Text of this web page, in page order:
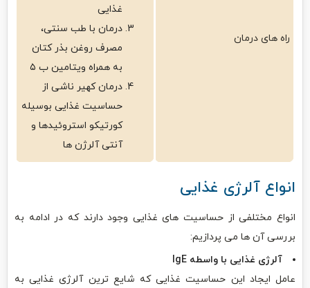
راه های درمان
غذایی
درمان با طب سنتی،
مصرف روغن بذر کتان
به همراه ویتامین ب ۵
درمان کهیر ناشی از
حساسیت غذایی بوسیله
کورتیکو استروئیدها و
آنتی آلرژن‌ ها
انواع آلرژی غذایی
انواع مختلفی از حساسیت‌ های غذایی وجود دارند که در ادامه به
بررسی آن‌ ها می‌ پردازیم:
آلرژی غذایی با واسطه IgE
عامل ایجاد این حساسیت غذایی که شایع‌ ترین آلرژی غذایی به